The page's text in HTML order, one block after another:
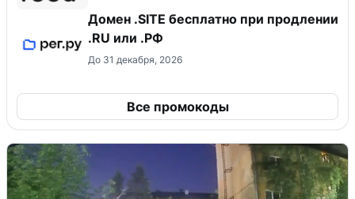
Домен .SITE бесплатно при продлении
.RU или .РФ
До 31 декабря, 2026
Все промокоды